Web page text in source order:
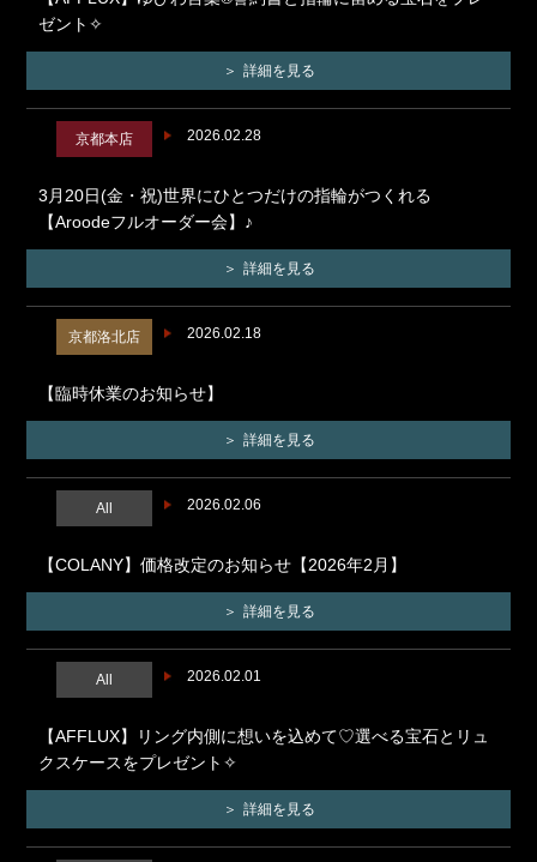
ゼント✧
詳細を見る
2026.02.28
京都本店
3月20日(金・祝)世界にひとつだけの指輪がつくれる
【Aroodeフルオーダー会】♪
詳細を見る
2026.02.18
京都洛北店
【臨時休業のお知らせ】
詳細を見る
2026.02.06
All
【COLANY】価格改定のお知らせ【2026年2月】
詳細を見る
2026.02.01
All
【AFFLUX】リング内側に想いを込めて♡選べる宝石とリュ
クスケースをプレゼント✧
詳細を見る